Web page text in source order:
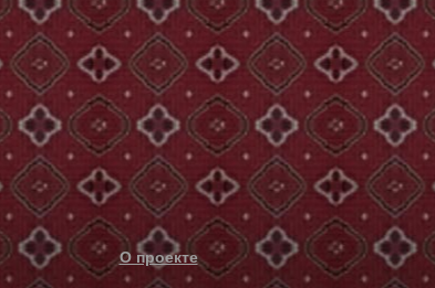
О проекте